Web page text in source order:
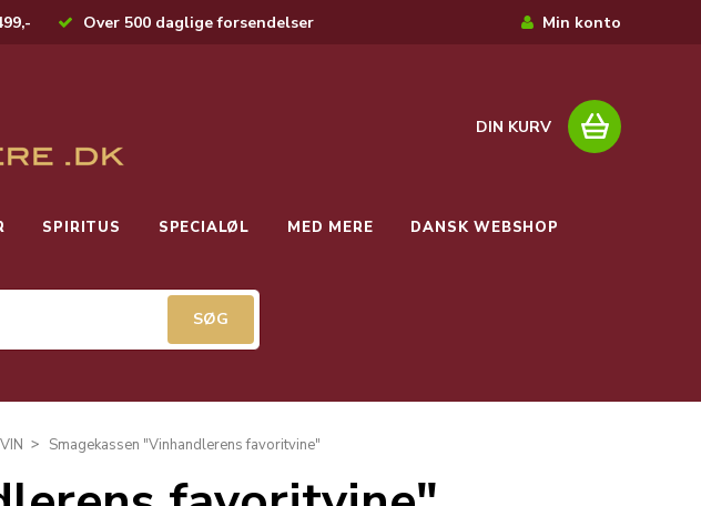
Over 500 daglige forsendelser Min konto
DIN KURV
SPIRITUS SPECIALØL MED MERE DANSK WEBSHOP
Smagekassen "Vinhandlerens favoritvine"